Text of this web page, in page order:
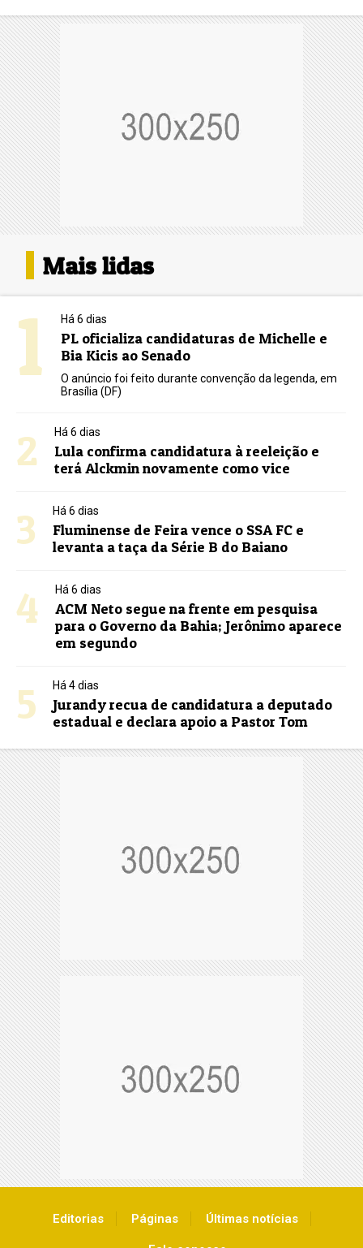
Mais lidas
1 Há 6 dias
PL oficializa candidaturas de Michelle e
Bia Kicis ao Senado
O anúncio foi feito durante convenção da legenda, em
Brasília (DF)
2 Há 6 dias
Lula confirma candidatura à reeleição e
terá Alckmin novamente como vice
3 Há 6 dias
Fluminense de Feira vence o SSA FC e
levanta a taça da Série B do Baiano
4 Há 6 dias
ACM Neto segue na frente em pesquisa
para o Governo da Bahia; Jerônimo aparece
em segundo
5 Há 4 dias
Jurandy recua de candidatura a deputado
estadual e declara apoio a Pastor Tom
Editorias Páginas Últimas notícias